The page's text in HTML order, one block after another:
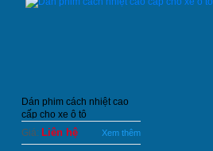
Dán phim cách nhiệt cao
cấp cho xe ô tô
Giá: Liên hệ Xem thêm